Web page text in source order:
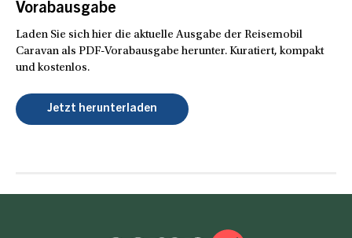
Vorabausgabe
Laden Sie sich hier die aktuelle Ausgabe der Reisemobil
Caravan als PDF-Vorabausgabe herunter. Kuratiert, kompakt
und kostenlos.
Jetzt herunterladen